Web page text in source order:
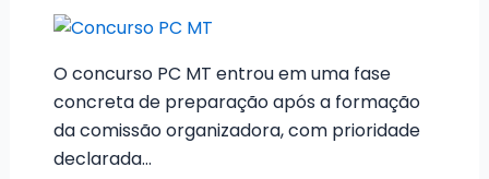
O concurso PC MT entrou em uma fase
concreta de preparação após a formação
da comissão organizadora, com prioridade
declarada…